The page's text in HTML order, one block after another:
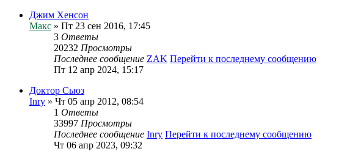
Джим Хенсон
Макс » Пт 23 сен 2016, 17:45
3 Ответы
20232 Просмотры
Последнее сообщение ZAK Перейти к последнему сообщению
Пт 12 апр 2024, 15:17
Доктор Сьюз
Inry » Чт 05 апр 2012, 08:54
1 Ответы
33997 Просмотры
Последнее сообщение Inry Перейти к последнему сообщению
Чт 06 апр 2023, 09:32